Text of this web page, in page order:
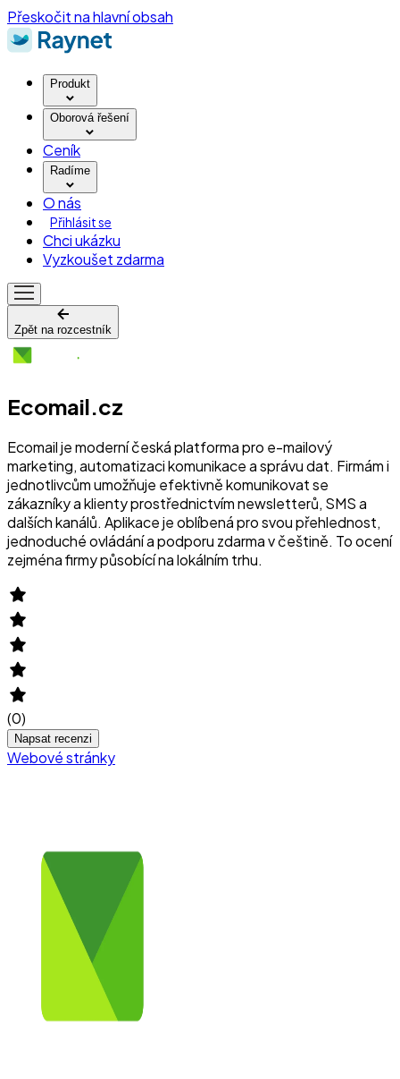
Přeskočit na hlavní obsah
Produkt
Oborová řešení
Ceník
Radíme
O nás
Přihlásit se
Chci ukázku
Vyzkoušet zdarma
Zpět na rozcestník
Ecomail.cz
Ecomail je moderní česká platforma pro e-mailový
marketing, automatizaci komunikace a správu dat. Firmám i
jednotlivcům umožňuje efektivně komunikovat se
zákazníky a klienty prostřednictvím newsletterů, SMS a
dalších kanálů. Aplikace je oblíbená pro svou přehlednost,
jednoduché ovládání a podporu zdarma v češtině. To ocení
zejména firmy působící na lokálním trhu.
(0)
Napsat recenzi
Webové stránky